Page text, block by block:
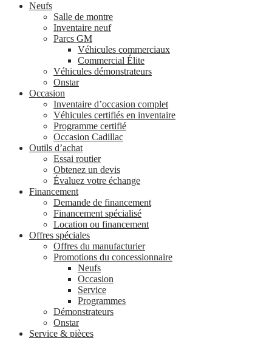
Neufs
Salle de montre
Inventaire neuf
Parcs GM
Véhicules commerciaux
Commercial Élite
Véhicules démonstrateurs
Onstar
Occasion
Inventaire d’occasion complet
Véhicules certifiés en inventaire
Programme certifié
Occasion Cadillac
Outils d’achat
Essai routier
Obtenez un devis
Évaluez votre échange
Financement
Demande de financement
Financement spécialisé
Location ou financement
Offres spéciales
Offres du manufacturier
Promotions du concessionnaire
Neufs
Occasion
Service
Programmes
Démonstrateurs
Onstar
Service & pièces